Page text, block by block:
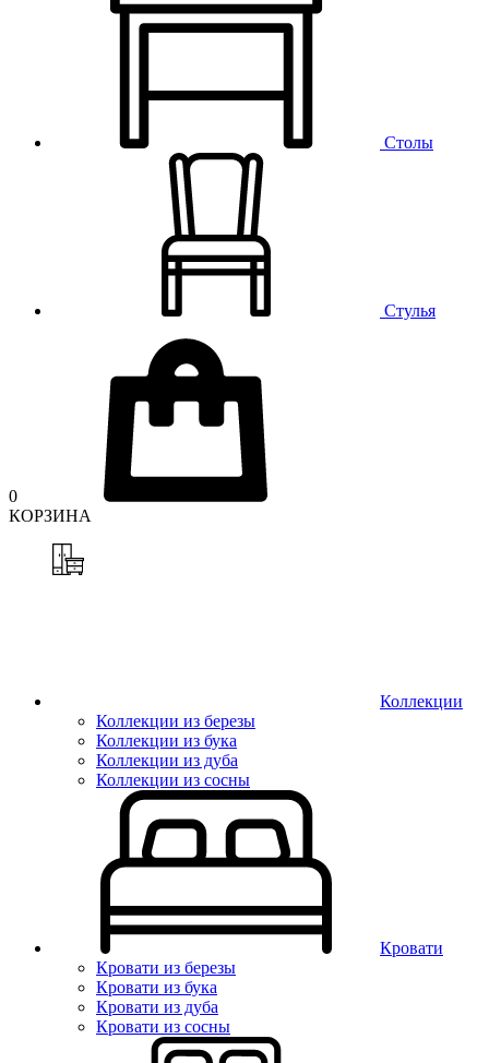
Столы
Стулья
0
КОРЗИНА
Коллекции
Коллекции из березы
Коллекции из бука
Коллекции из дуба
Коллекции из сосны
Кровати
Кровати из березы
Кровати из бука
Кровати из дуба
Кровати из сосны